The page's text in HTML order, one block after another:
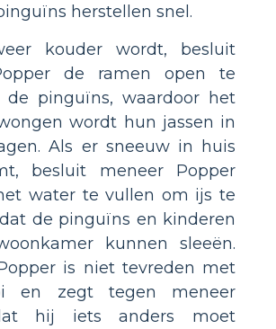
herstellen snel.
kouder wordt, besluit
de ramen open te
de pinguïns, waardoor het
wordt hun jassen in
Als er sneeuw in huis
besluit meneer Popper
water te vullen om ijs te
de pinguïns en kinderen
kunnen sleeën.
is niet tevreden met
en zegt tegen meneer
hij iets anders moet